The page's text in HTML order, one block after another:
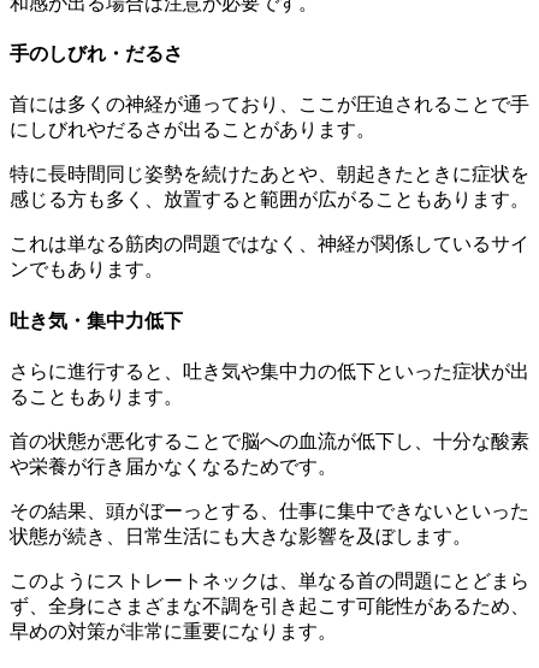
手のしびれ・だるさ
首には多くの神経が通っており、ここが圧迫されることで手
にしびれやだるさが出ることがあります。
特に長時間同じ姿勢を続けたあとや、朝起きたときに症状を
感じる方も多く、放置すると範囲が広がることもあります。
これは単なる筋肉の問題ではなく、神経が関係しているサイ
ンでもあります。
吐き気・集中力低下
さらに進行すると、吐き気や集中力の低下といった症状が出
ることもあります。
首の状態が悪化することで脳への血流が低下し、十分な酸素
や栄養が行き届かなくなるためです。
その結果、頭がぼーっとする、仕事に集中できないといった
状態が続き、日常生活にも大きな影響を及ぼします。
このようにストレートネックは、単なる首の問題にとどまら
ず、全身にさまざまな不調を引き起こす可能性があるため、
早めの対策が非常に重要になります。